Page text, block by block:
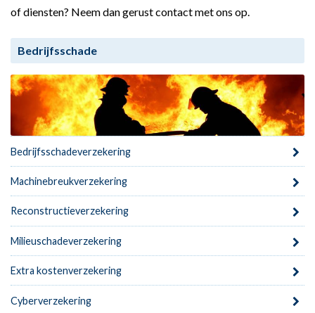
of diensten? Neem dan gerust contact met ons op.
Bedrijfsschade
Bedrijfsschadeverzekering
Machinebreukverzekering
Reconstructieverzekering
Milieuschadeverzekering
Extra kostenverzekering
Cyberverzekering